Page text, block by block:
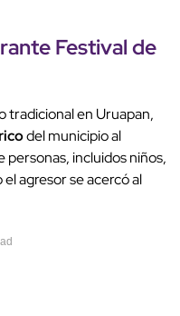
Festival de
tradicional en Uruapan,
del municipio al
personas, incluidos niños,
agresor se acercó al